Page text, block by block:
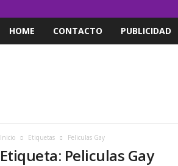
HOME CONTACTO PUBLICIDAD
Inicio Etiquetas Peliculas Gay
Etiqueta: Peliculas Gay